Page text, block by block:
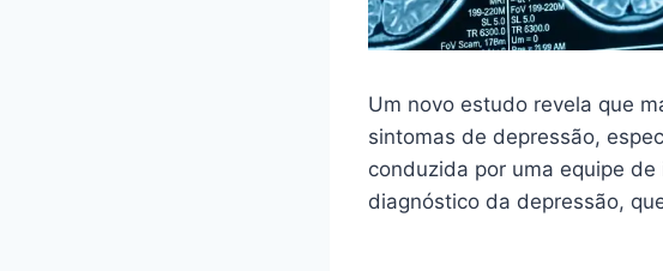
Um novo estudo revela que
sintomas de depressão,
conduzida por uma equipe
diagnóstico da depressão,